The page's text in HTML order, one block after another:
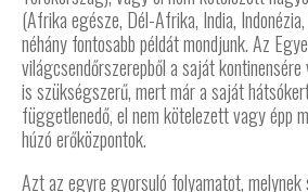
(Afrika egésze, Dél-Afrika, India,
néhány fontosabb példát mondjunk. Az
világcsendőrszerepből a saját
is szükségszerű, mert már a saját
függetlenedő, el nem kötelezett vagy épp
húzó erőközpontok.
Azt az egyre gyorsuló folyamatot, melynek